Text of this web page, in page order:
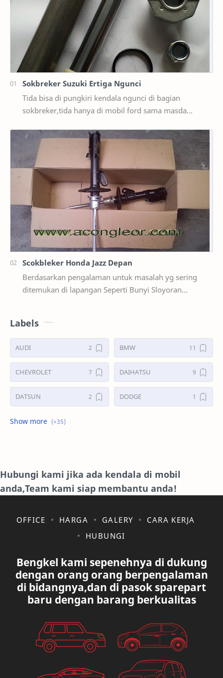
Sokbreker Suzuki Ertiga Ngunci
Tida bisa di pungkiri kendala ngunci di bagian
sokbreker,tida hanya di mobil ford sama masda
Scokbleker Honda Jazz Depan
Berdasarkan pengalaman untuk masalah yg sering
ditemukan di lapangan Seperti Bunyi Sloyoran
Labels
AUDI BMW
CHEVROLET DAIHATSU
DATSUN DODGE
FORD
INTERNET ISUZU
JAGUAR. KAKI-KAKI
KIA KONSULTASI
MAZDA MERCEDES BANZ
MITSUBISHI MUSIK
PAUGEOT PETA
PORUM
Hubungi kami jika ada kendala di mobil
anda,Team kami siap membantu anda!
OFFICE HARGA GALERY
CARA KERJA
HUBUNGI
Bengkel kami sepenehnya di dukung
dengan orang orang berpengalaman
di bidangnya,dan di pasok sparepart
baru dengan barang berkualitas